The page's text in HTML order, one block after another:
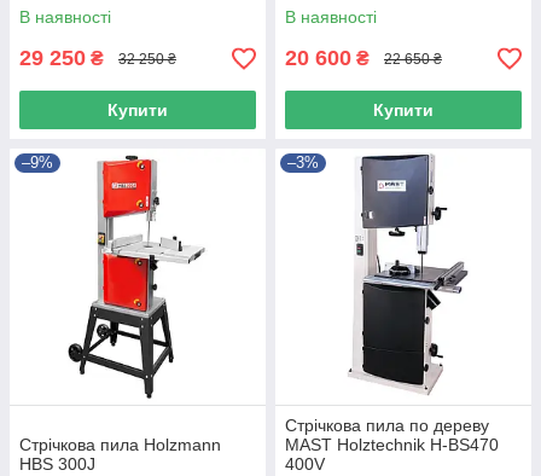
В наявності
29 250 ₴ 32 250 ₴
Купити
В наявності
20 600 ₴ 22 650 ₴
Купити
–9%
Стрічкова пила Holzmann
HBS 300J
–3%
Стрічкова пила по дереву
MAST Holztechnik H-BS470
400V